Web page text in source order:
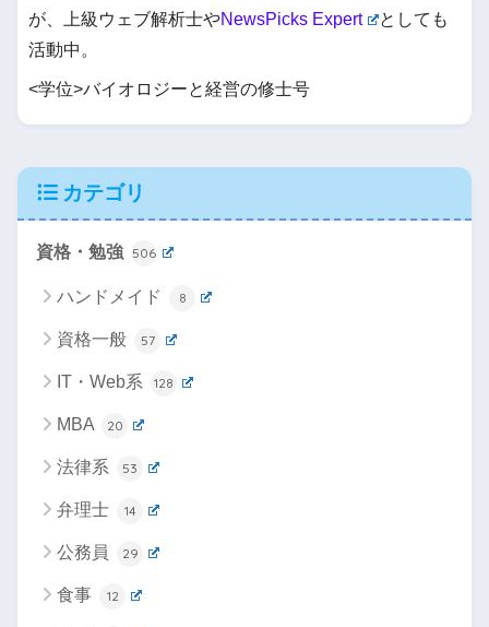
が、上級ウェブ解析士やNewsPicks Expert
としても
活動中。
<学位>バイオロジーと経営の修士号
カテゴリ
資格・勉強 506
ハンドメイド 8
資格一般 57
IT・Web系 128
MBA 20
法律系 53
弁理士 14
公務員 29
食事 12